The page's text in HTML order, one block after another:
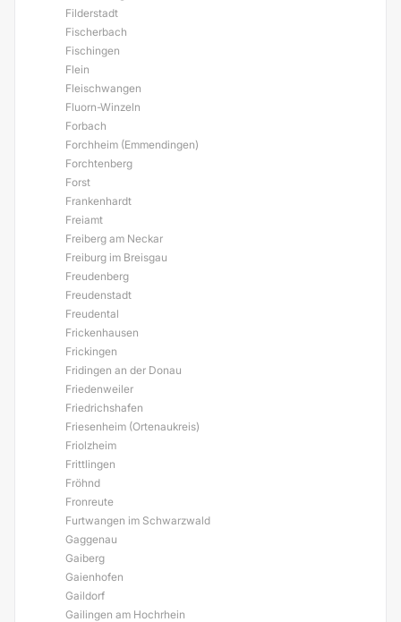
Filderstadt
Fischerbach
Fischingen
Flein
Fleischwangen
Fluorn-Winzeln
Forbach
Forchheim (Emmendingen)
Forchtenberg
Forst
Frankenhardt
Freiamt
Freiberg am Neckar
Freiburg im Breisgau
Freudenberg
Freudenstadt
Freudental
Frickenhausen
Frickingen
Fridingen an der Donau
Friedenweiler
Friedrichshafen
Friesenheim (Ortenaukreis)
Friolzheim
Frittlingen
Fröhnd
Fronreute
Furtwangen im Schwarzwald
Gaggenau
Gaiberg
Gaienhofen
Gaildorf
Gailingen am Hochrhein